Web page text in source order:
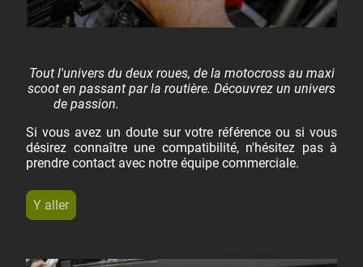
Tout l'univers du deux roues, de la motocross au maxi
scoot en passant par la routière. Découvrez un univers
de passion.
Si vous avez un doute sur votre référence ou si vous
désirez connaître une compatibilité, n'hésitez pas à
prendre contact avec notre équipe commerciale.
Y aller